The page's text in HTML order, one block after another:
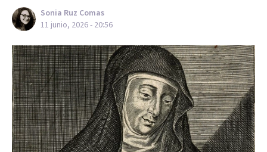
Sonia Ruz Comas
11 junio, 2026 - 20:56